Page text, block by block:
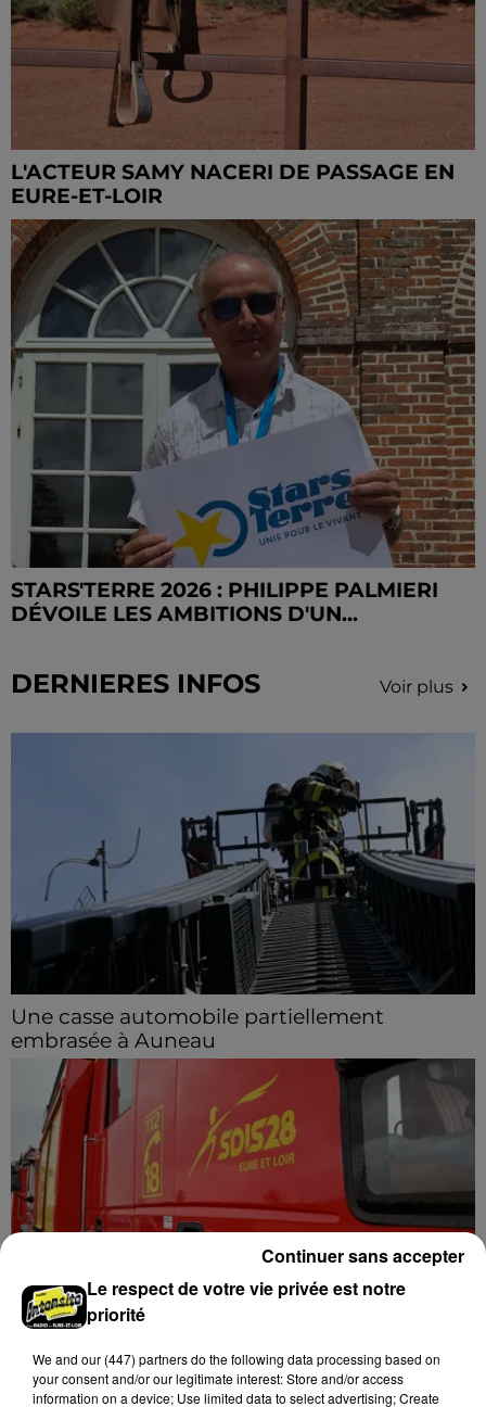
L'ACTEUR SAMY NACERI DE PASSAGE EN
EURE-ET-LOIR
STARS'TERRE 2026 : PHILIPPE PALMIERI
DÉVOILE LES AMBITIONS D'UN...
DERNIERES INFOS Voir plus
Une casse automobile partiellement
embrasée à Auneau
« chômage technique pour neuf personnes » après le
sinistre, qui a également fait un blessé.
Unverre
Deux personnes ont été prises en charge par les
Le respect de votre vie privée est notre
priorité
We and our (447) partnersdo the following data processing based on
your consent and/or our legitimate interest: Store and/or access
information on a device; Use limited data to select advertising; Create
Continuer sans accepter